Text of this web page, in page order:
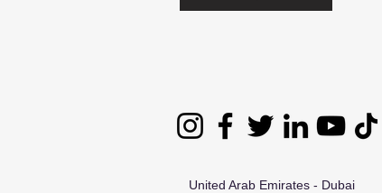
United Arab Emirates - Dubai